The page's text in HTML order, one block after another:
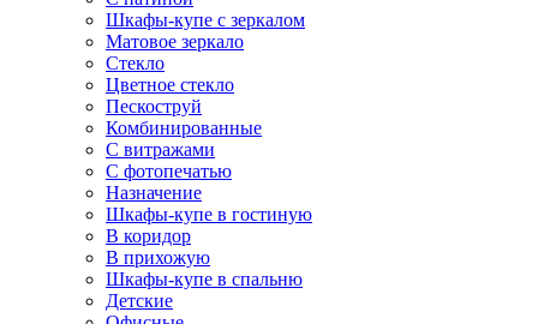
Шкафы-купе с зеркалом
Матовое зеркало
Стекло
Цветное стекло
Пескоструй
Комбинированные
С витражами
С фотопечатью
Назначение
Шкафы-купе в гостиную
В коридор
В прихожую
Шкафы-купе в спальню
Детские